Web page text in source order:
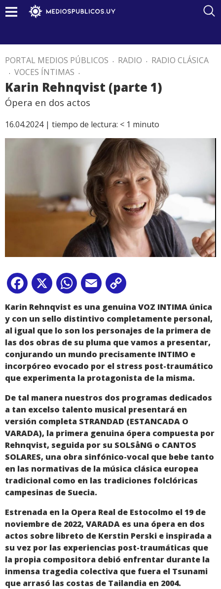
PORTAL MEDIOS PÚBLICOS . RADIO . RADIO CLÁSICA
. VOCES ÍNTIMAS .
Karin Rehnqvist (parte 1)
Ópera en dos actos
16.04.2024 | tiempo de lectura: < 1 minuto
Facebook
X WhatsApp
Email
Link
Karin Rehnqvist es una genuina VOZ INTIMA única
y con un sello distintivo completamente personal,
al igual que lo son los personajes de la primera de
las dos obras de su pluma que vamos a presentar,
conjurando un mundo precisamente INTIMO e
incorpóreo evocado por el stress post-traumático
que experimenta la protagonista de la misma.
De tal manera nuestros dos programas dedicados
a tan excelso talento musical presentará en
versión completa STRANDAD (ESTANCADA O
VARADA), la primera genuina ópera compuesta por
Rehnqvist, seguida por su SOLSåNG o CANTOS
SOLARES, una obra sinfónico-vocal que bebe tanto
en las normativas de la música clásica europea
tradicional como en las tradiciones folclóricas
campesinas de Suecia.
Estrenada en la Opera Real de Estocolmo el 19 de
noviembre de 2022, VARADA es una ópera en dos
actos sobre libreto de Kerstin Perski e inspirada a
su vez por las experiencias post-traumáticas que
la propia compositora debió enfrentar durante la
inmensa tragedia colectiva que fuera el Tsunami
que arrasó las costas de Tailandia en 2004.